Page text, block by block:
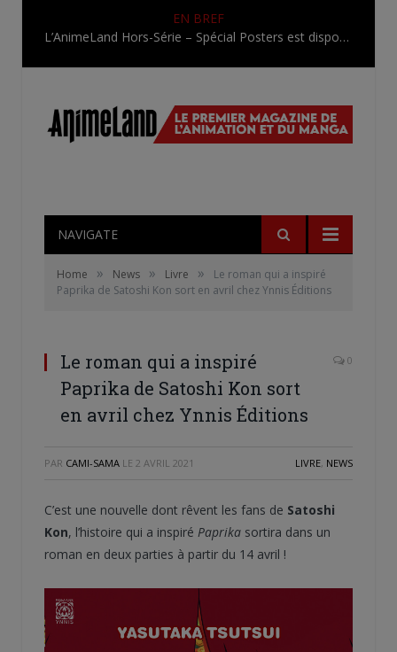
EN BREF
L’AnimeLand Hors-Série – Spécial Posters est disponible !
NAVIGATE
Home » News » Livre »
Le roman qui a inspiré
Paprika de Satoshi Kon sort en avril chez Ynnis Éditions
Le roman qui a inspiré
Paprika de Satoshi Kon sort
en avril chez Ynnis Éditions
0
PAR CAMI-SAMA LE 2 AVRIL 2021 LIVRE, NEWS
C’est une nouvelle dont rêvent les fans de Satoshi
Kon, l’histoire qui a inspiré Paprika sortira dans un
roman en deux parties à partir du 14 avril !